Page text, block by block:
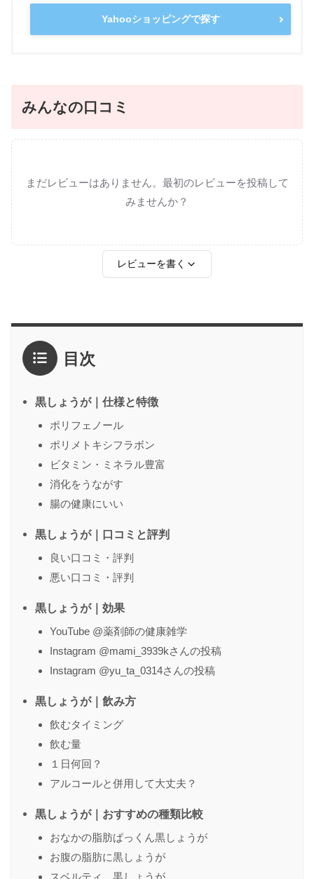
Yahooショッピングで探す
みんなの口コミ
まだレビューはありません。最初のレビューを投稿して
みませんか？
レビューを書く
4点
3点
2点
1点
感想 * 目次
黒しょうが｜仕様と特徴
ポリフェノール
ポリメトキシフラボン
ビタミン・ミネラル豊富
消化をうながす
腸の健康にいい
黒しょうが｜口コミと評判
良い口コミ・評判
悪い口コミ・評判
黒しょうが｜効果
YouTube @薬剤師の健康雑学
Instagram @mami_3939kさんの投稿
Instagram @yu_ta_0314さんの投稿
黒しょうが｜飲み方
飲むタイミング
飲む量
１日何回？
アルコールと併用して大丈夫？
黒しょうが｜おすすめの種類比較
おなかの脂肪ぱっくん黒しょうが
お腹の脂肪に黒しょうが